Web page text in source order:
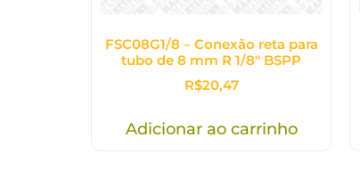
FSC08G1/8 – Conexão reta para
tubo de 8 mm R 1/8″ BSPP
R$20,47
Adicionar ao carrinho